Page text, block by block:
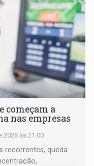
começam a
nas empresas
2026 às 21:00
recorrentes, queda